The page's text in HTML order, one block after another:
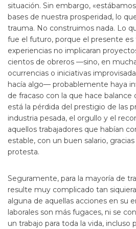
situación. Sin embargo,
bases de nuestra prosperidad, lo
trauma. No construimos nada. Lo
fue el futuro, porque el presente es
experiencias no implicaran
cientos de obreros —sino, en
ocurrencias o iniciativas
hacía algo— probablemente haya
de fracaso con la que hace balance
está la pérdida del prestigio de las
industria pesada, el orgullo y el
aquellos trabajadores que habían
estable, con un buen salario,
protesta.
Seguramente, para la mayoría de
resulte muy complicado tan
alguna de aquellas acciones en su
laborales son más fugaces, ni se
un trabajo para toda la vida, incluso